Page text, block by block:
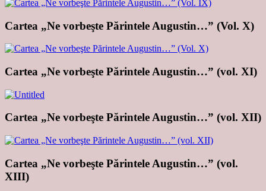
Cartea „Ne vorbeşte Părintele Augustin…” (Vol. X)
Cartea „Ne vorbeşte Părintele Augustin…” (vol. XI)
Cartea „Ne vorbeşte Părintele Augustin…” (vol. XII)
Cartea „Ne vorbeşte Părintele Augustin…” (vol.
XIII)